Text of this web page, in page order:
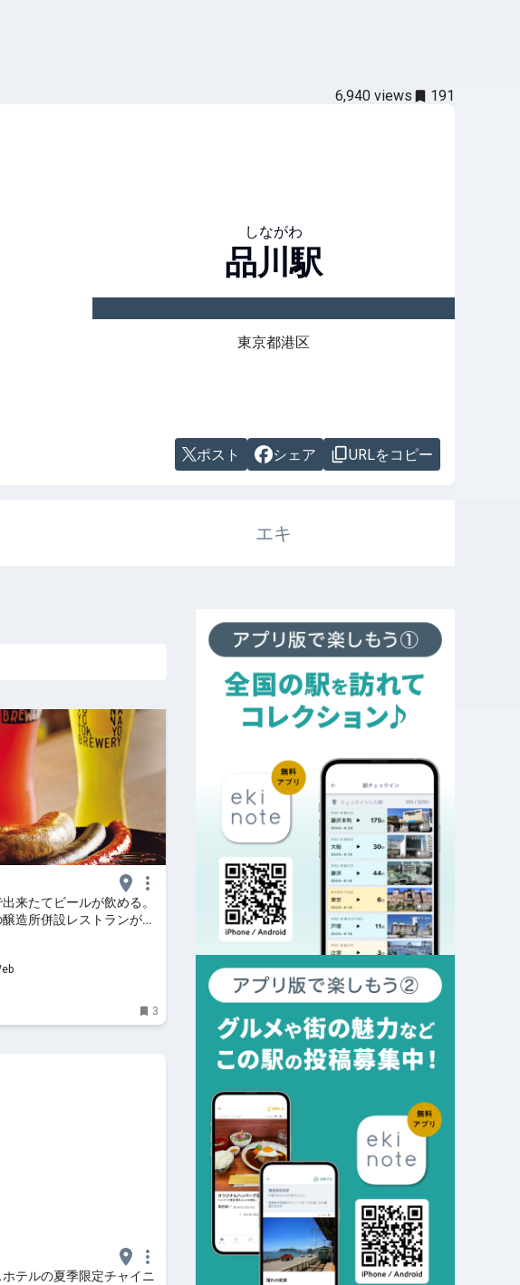
6,940 views 191
しながわ
品川駅
東京都港区
ポスト シェア URLをコピー
エキ
来たてビールが飲める。
造所併設レストランが間
3
テルの夏季限定チャイニ